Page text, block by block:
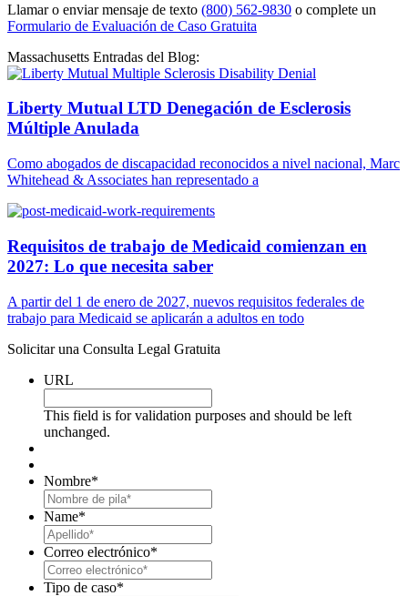
Llamar o enviar mensaje de texto (800) 562-9830 o complete un
Formulario de Evaluación de Caso Gratuita
Massachusetts Entradas del Blog:
Liberty Mutual LTD Denegación de Esclerosis
Múltiple Anulada
Como abogados de discapacidad reconocidos a nivel nacional, Marc
Whitehead & Associates han representado a
Requisitos de trabajo de Medicaid comienzan en
2027: Lo que necesita saber
A partir del 1 de enero de 2027, nuevos requisitos federales de
trabajo para Medicaid se aplicarán a adultos en todo
Solicitar una Consulta Legal Gratuita
URL
This field is for validation purposes and should be left
unchanged.
Nombre*
Name*
Correo electrónico*
Tipo de caso*